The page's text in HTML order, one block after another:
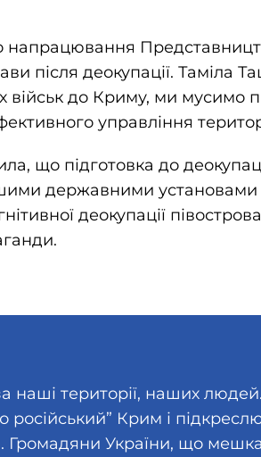
напрацювання
після деокупації. Таміла
до Криму, ми мусимо
управління
що підготовка до
державними
деокупації
наші території, наших
російський” Крим і
Громадяни України, що